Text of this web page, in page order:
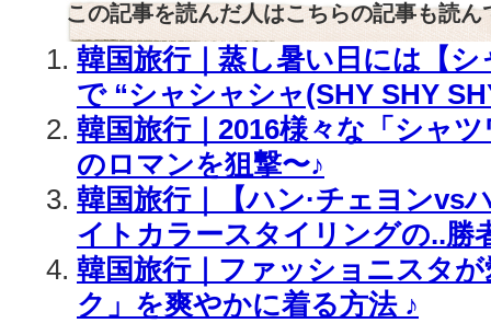
この記事を読んだ人はこちらの記事も読ん
韓国旅行｜蒸し暑い日には【
で “シャシャシャ(SHY SHY
韓国旅行｜2016様々な「シャ
のロマンを狙撃〜♪
韓国旅行｜【ハン·チェヨンvs
イトカラースタイリングの..勝
韓国旅行｜ファッショニスタ
ク」を爽やかに着る方法 ♪